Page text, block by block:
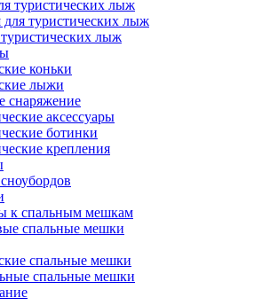
туристических лыж
туристических лыж
лыж
коньки
лыжи
снаряжение
аксессуары
ботинки
крепления
к спальным мешкам
спальные мешки
спальные мешки
спальные мешки